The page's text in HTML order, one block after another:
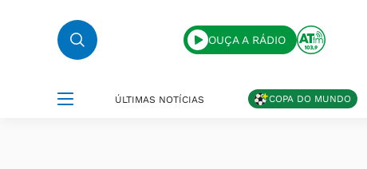
OUÇA A RÁDIO
ÚLTIMAS NOTÍCIAS COPA DO MUNDO